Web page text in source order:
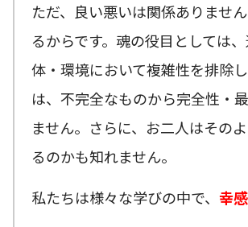
ただ、良い悪いは関係ありませ
るからです。魂の役目としては
体・環境において複雑性を排除
は、不完全なものから完全性・
ません。さらに、お二人はその
るのかも知れません。
私たちは様々な学びの中で、 幸